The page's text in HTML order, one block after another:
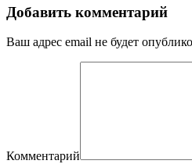
Добавить комментарий
Ваш адрес email не будет
Комментарий